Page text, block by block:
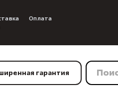
Оплата
гарантия